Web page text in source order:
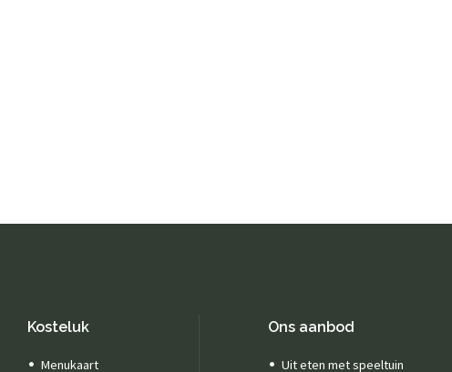
Kosteluk
Menukaart
Ons aanbod
Uit eten met speeltuin